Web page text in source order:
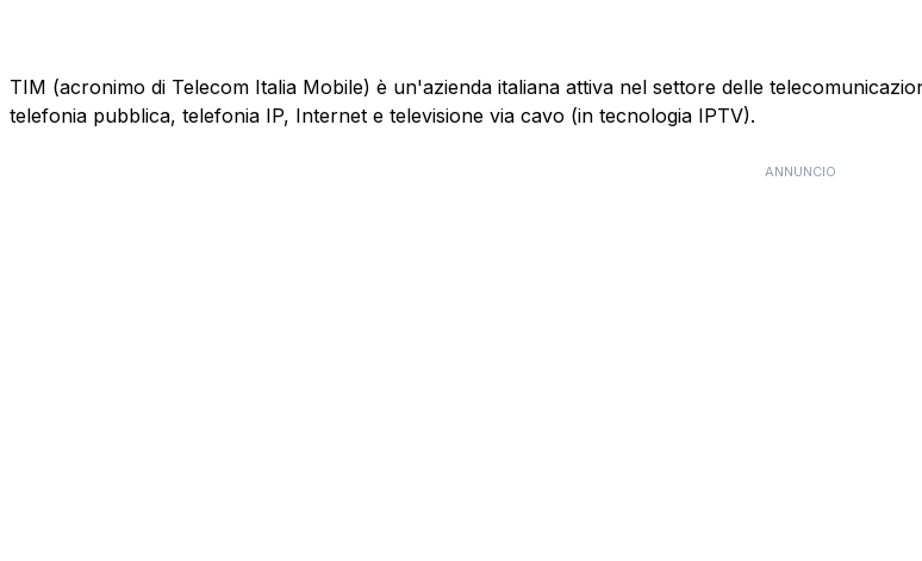
TIM (acronimo di Telecom Italia Mobile) è un'azienda italiana attiva nel settore delle
telefonia pubblica, telefonia IP, Internet e televisione via cavo (in tecnologia IPTV).
ANNUNCIO